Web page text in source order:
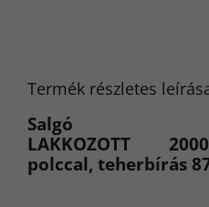
Termék részletes
LAKKOZOTT
polccal, teherbírás